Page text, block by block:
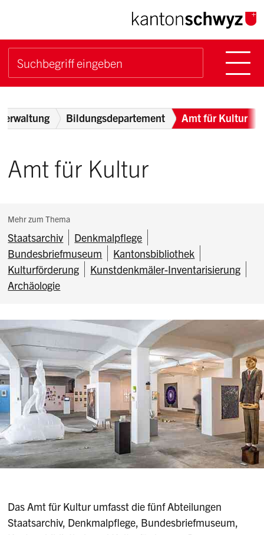
Navigieren im Kanton
Schnellnavigation
Suchbegriff
Breadcrumb
Bildungsdepartement Amt für Kultur
Subnavigation:
Mehr zum Thema
Staatsarchiv
Denkmalpflege
Bundesbriefmuseum
Kantonsbibliothek
Kulturförderung
Kunstdenkmäler-Inventarisierung
Archäologie
Amt für Kultur
Das Amt für Kultur umfasst die fünf Abteilungen
Staatsarchiv, Denkmalpflege, Bundesbriefmuseum,